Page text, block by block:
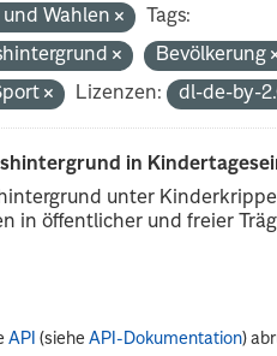
Wahlen
Tags:
Bevölkerung
Lizenzen: dl-de-by-
in
unter
in öffentlicher und freier
API (sieheAPI-Dokumentation)